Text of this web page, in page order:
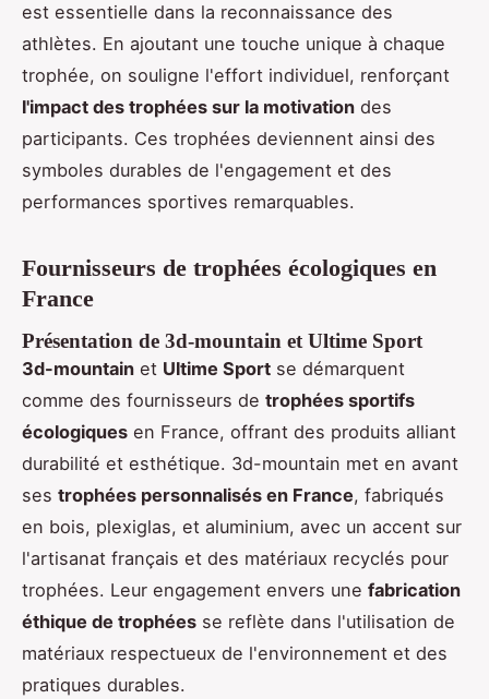
est essentielle dans la reconnaissance des
athlètes. En ajoutant une touche unique à chaque
trophée, on souligne l'effort individuel, renforçant
l'impact des trophées sur la motivation des
participants. Ces trophées deviennent ainsi des
symboles durables de l'engagement et des
performances sportives remarquables.
Fournisseurs de trophées écologiques en
France
Présentation de 3d-mountain et Ultime Sport
3d-mountain et Ultime Sport se démarquent
comme des fournisseurs de trophées sportifs
écologiques en France, offrant des produits alliant
durabilité et esthétique. 3d-mountain met en avant
ses trophées personnalisés en France, fabriqués
en bois, plexiglas, et aluminium, avec un accent sur
l'artisanat français et des matériaux recyclés pour
trophées. Leur engagement envers une fabrication
éthique de trophées se reflète dans l'utilisation de
matériaux respectueux de l'environnement et des
pratiques durables.